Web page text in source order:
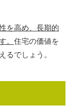
を高め、長期的
。 住宅の価値を
るでしょう。